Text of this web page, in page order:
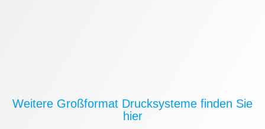
Weitere Großformat Drucksysteme finden Sie
hier